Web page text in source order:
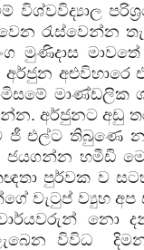
විශ්වවිද්‍යාල
වෙන රැස්වෙන්න
මුණිදාස
අර්ජුන අළුවිහාරෙ
මාණ්ඩලික
අර්ජුනට අඩු
ජී එල්ට තිබුණෙ
ජයගන්න හමීඩි
පුර්වක ව
වැටුප් ව්‍යුහ
නො
විවිධ